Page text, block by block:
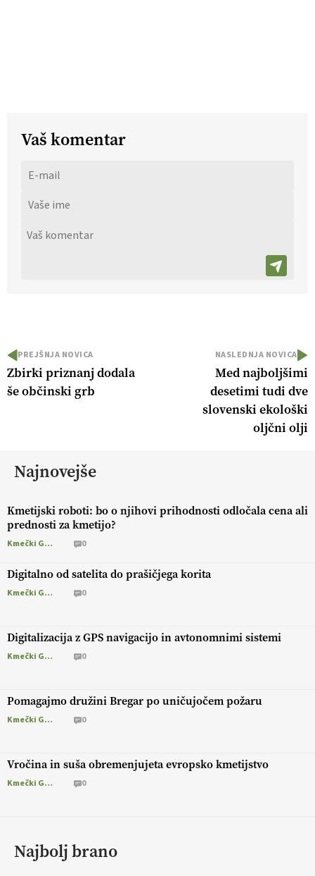
Vaš komentar
PREJŠNJA NOVICA
Zbirki priznanj dodala
še občinski grb
NASLEDNJA NOVICA
Med najboljšimi
desetimi tudi dve
slovenski ekološki
oljčni olji
Najnovejše
Kmetijski roboti: bo o njihovi prihodnosti odločala cena ali
prednosti za kmetijo?
Kmečki Glas 0
Digitalno od satelita do prašičjega korita
Kmečki Glas 0
Digitalizacija z GPS navigacijo in avtonomnimi sistemi
Kmečki Glas 0
Pomagajmo družini Bregar po uničujočem požaru
Kmečki Glas 0
Vročina in suša obremenjujeta evropsko kmetijstvo
Kmečki Glas 0
Najbolj brano